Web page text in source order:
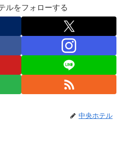
ルをフォローする
中央ホテル